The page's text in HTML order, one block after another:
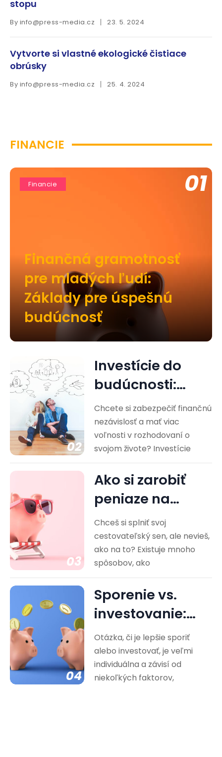
stopu
By info@press-media.cz 23. 5. 2024
Vytvorte si vlastné ekologické čistiace
obrúsky
By info@press-media.cz 25. 4. 2024
FINANCIE
Financie 01
Finančná gramotnosť
pre mladých ľudí:
Základy pre úspešnú
budúcnosť
02
Investície do
budúcnosti:
Cesta k
finančnej
nezávislosti
Chcete si zabezpečiť finančnú
nezávislosť a mať viac
voľnosti v rozhodovaní o
svojom živote? Investície
03
Ako si zarobiť
peniaze na
cestovanie?
Praktické rady
Chceš si splniť svoj
cestovateľský sen, ale nevieš,
ako na to? Existuje mnoho
spôsobov, ako
04
Sporenie vs.
investovanie:
Ktorá cesta je
pre vás…
Otázka, či je lepšie sporiť
alebo investovať, je veľmi
individuálna a závisí od
niekoľkých faktorov,